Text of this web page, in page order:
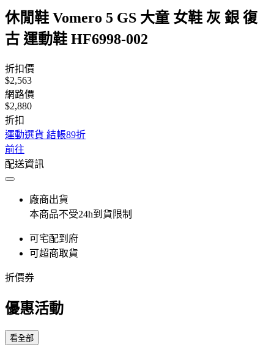
休閒鞋 Vomero 5 GS 大童 女鞋 灰 銀 復
古 運動鞋 HF6998-002
折扣價
$2,563
網路價
$2,880
折扣
運動選貨 結帳89折
前往
配送資訊
廠商出貨
本商品不受24h到貨限制
可宅配到府
可超商取貨
折價券
優惠活動
看全部